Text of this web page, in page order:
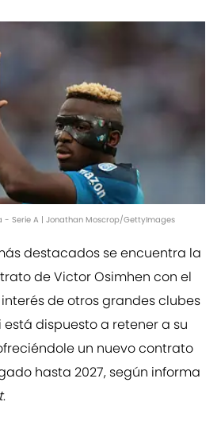
- Serie A | Jonathan Moscrop/GettyImages
destacados se encuentra la
de Victor Osimhen con el
de otros grandes clubes
está dispuesto a retener a su
un nuevo contrato
hasta 2027, según informa
.